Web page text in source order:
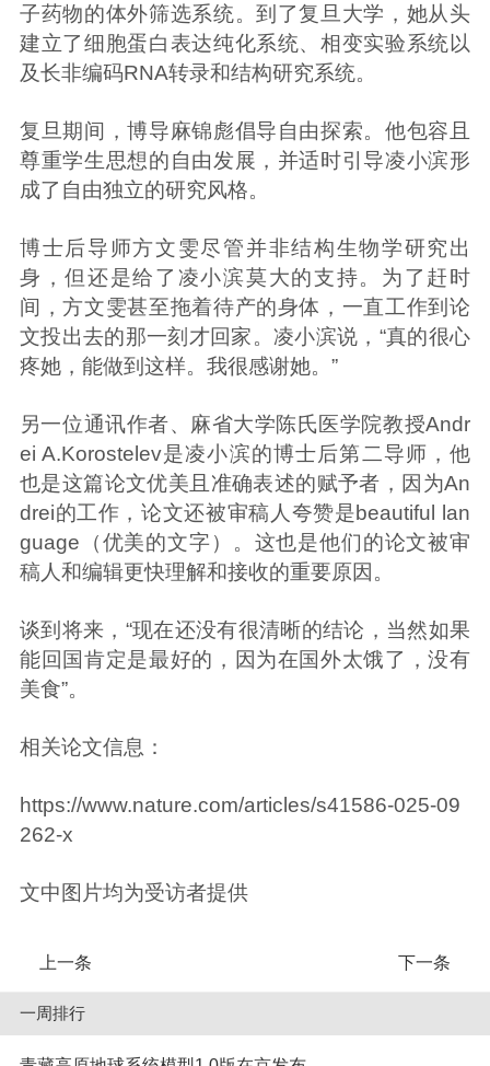
子药物的体外筛选系统。到了复旦大学，她从头
建立了细胞蛋白表达纯化系统、相变实验系统以
及长非编码RNA转录和结构研究系统。
复旦期间，博导麻锦彪倡导自由探索。他包容且
尊重学生思想的自由发展，并适时引导凌小滨形
成了自由独立的研究风格。
博士后导师方文雯尽管并非结构生物学研究出
身，但还是给了凌小滨莫大的支持。为了赶时
间，方文雯甚至拖着待产的身体，一直工作到论
文投出去的那一刻才回家。凌小滨说，“真的很心
疼她，能做到这样。我很感谢她。”
另一位通讯作者、麻省大学陈氏医学院教授Andr
ei A.Korostelev是凌小滨的博士后第二导师，他
也是这篇论文优美且准确表述的赋予者，因为An
drei的工作，论文还被审稿人夸赞是beautiful lan
guage（优美的文字）。这也是他们的论文被审
稿人和编辑更快理解和接收的重要原因。
谈到将来，“现在还没有很清晰的结论，当然如果
能回国肯定是最好的，因为在国外太饿了，没有
美食”。
相关论文信息：
https://www.nature.com/articles/s41586-025-09
262-x
文中图片均为受访者提供
上一条 下一条
一周排行